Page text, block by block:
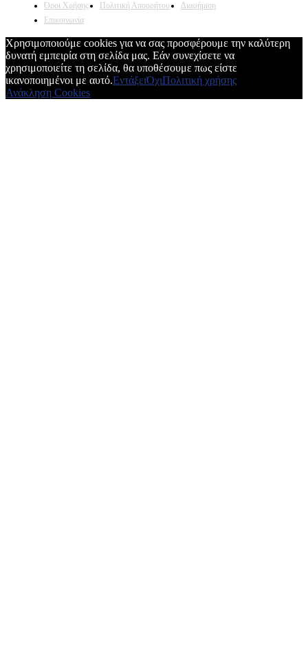
Όροι Χρήσης Πολιτική Απορρήτου
Διαφήμιση
Επικοινωνία
Χρησιμοποιούμε cookies για να σας προσφέρουμε την καλύτερη
δυνατή εμπειρία στη σελίδα μας. Εάν συνεχίσετε να
χρησιμοποιείτε τη σελίδα, θα υποθέσουμε πως είστε
ικανοποιημένοι με αυτό.ΕντάξειΌχιΠολιτική χρήσης
Ανάκληση Cookies